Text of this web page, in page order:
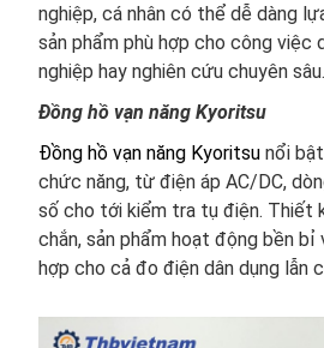
nghiệp, cá nhân có thể dễ dàng
sản phẩm phù hợp cho công việc
nghiệp hay nghiên cứu chuyên sâu.
Đồng hồ vạn năng Kyoritsu
Đồng hồ vạn năng Kyoritsu nổi
chức năng, từ điện áp AC/DC,
số cho tới kiểm tra tụ điện. Thiết
chắn, sản phẩm hoạt động bền bỉ
hợp cho cả đo điện dân dụng lẫn